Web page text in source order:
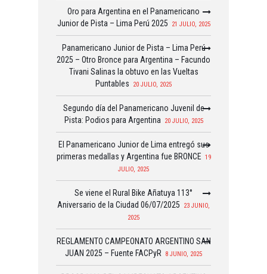
Oro para Argentina en el Panamericano
Junior de Pista – Lima Perú 2025
21 JULIO, 2025
Panamericano Junior de Pista – Lima Perú
2025 – Otro Bronce para Argentina – Facundo
Tivani Salinas la obtuvo en las Vueltas
Puntables
20 JULIO, 2025
Segundo día del Panamericano Juvenil de
Pista: Podios para Argentina
20 JULIO, 2025
El Panamericano Junior de Lima entregó sus
primeras medallas y Argentina fue BRONCE 19
JULIO, 2025
Se viene el Rural Bike Añatuya 113°
Aniversario de la Ciudad 06/07/2025
23 JUNIO,
2025
REGLAMENTO CAMPEONATO ARGENTINO SAN
JUAN 2025 – Fuente FACPyR
8 JUNIO, 2025